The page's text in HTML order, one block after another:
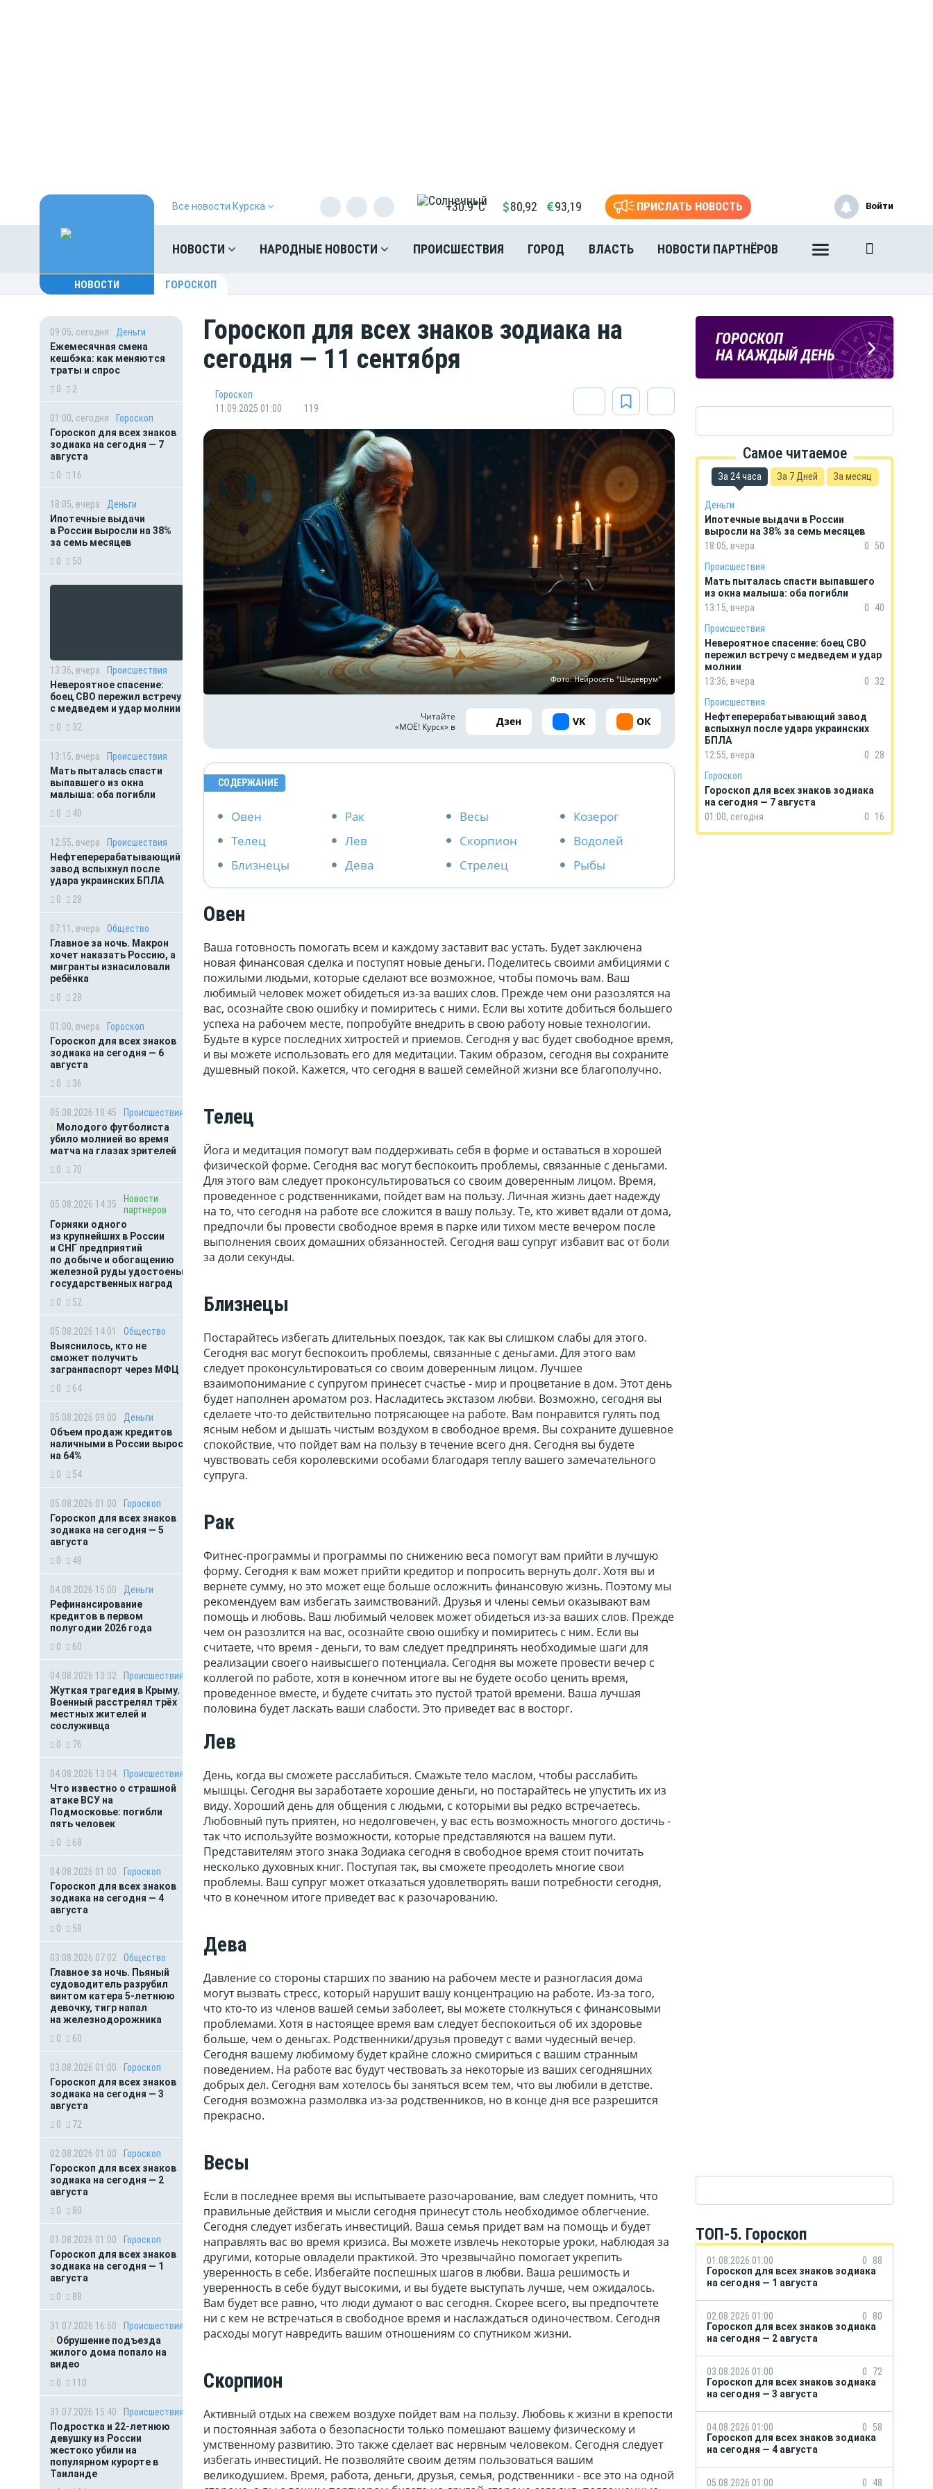
Все новости Курска +30.9°C 80,92 93,19 ПРИСЛАТЬ НОВОСТЬ
НОВОСТИ НАРОДНЫЕ НОВОСТИ ПРОИСШЕСТВИЯ ГОРОД ВЛАСТЬ НОВОСТИ ПАРТНЁРОВ
Войти
НОВОСТИ ГОРОСКОП
09:05, сегодня
Деньги
Ежемесячная смена
кешбэка: как меняются
траты и спрос
0
2
01:00, сегодня
Гороскоп
Гороскоп для всех знаков
зодиака на сегодня — 7
августа
0
16
18:05, вчера
Деньги
Ипотечные выдачи
в России выросли на 38%
за семь месяцев
0
50
13:36, вчера
Происшествия
Невероятное спасение:
боец СВО пережил встречу
с медведем и удар молнии
0
32
13:15, вчера
Происшествия
Мать пыталась спасти
выпавшего из окна
малыша: оба погибли
0
40
12:55, вчера
Происшествия
Нефтеперерабатывающий
завод вспыхнул после
удара украинских БПЛА
0
28
07:11, вчера
Общество
Главное за ночь. Макрон
хочет наказать Россию, а
мигранты изнасиловали
ребёнка
0
28
01:00, вчера
Гороскоп
Гороскоп для всех знаков
зодиака на сегодня — 6
августа
0
36
05.08.2026 18:45
Происшествия
Молодого футболиста
убило молнией во время
матча на глазах зрителей
0
70
05.08.2026 14:35
Новости
партнёров
Горняки одного
из крупнейших в России
и СНГ предприятий
по добыче и обогащению
железной руды удостоены
государственных наград
0
52
05.08.2026 14:01
Общество
Выяснилось, кто не
сможет получить
загранпаспорт через МФЦ
0
64
05.08.2026 09:00
Деньги
Объем продаж кредитов
наличными в России вырос
на 64%
0
54
05.08.2026 01:00
Гороскоп
Гороскоп для всех знаков
зодиака на сегодня — 5
августа
0
48
04.08.2026 15:00
Деньги
Рефинансирование
кредитов в первом
полугодии 2026 года
0
60
04.08.2026 13:32
Происшествия
Жуткая трагедия в Крыму.
Военный расстрелял трёх
местных жителей и
сослуживца
0
76
04.08.2026 13:04
Происшествия
Что известно о страшной
атаке ВСУ на
Подмосковье: погибли
пять человек
0
68
04.08.2026 01:00
Гороскоп
Гороскоп для всех знаков
зодиака на сегодня — 4
августа
0
58
03.08.2026 07:02
Общество
Главное за ночь. Пьяный
судоводитель разрубил
винтом катера 5-летнюю
девочку, тигр напал
на железнодорожника
0
60
03.08.2026 01:00
Гороскоп
Гороскоп для всех знаков
зодиака на сегодня — 3
августа
0
72
02.08.2026 01:00
Гороскоп
Гороскоп для всех знаков
зодиака на сегодня — 2
августа
0
80
01.08.2026 01:00
Гороскоп
Гороскоп для всех знаков
зодиака на сегодня — 1
августа
0
88
31.07.2026 16:50
Происшествия
Обрушение подъезда
жилого дома попало на
видео
0
110
31.07.2026 15:40
Происшествия
Подростка и 22-летнюю
девушку из России
жестоко убили на
популярном курорте в
Таиланде
Гороскоп для всех знаков зодиака на
сегодня — 11 сентября
Гороскоп
11.09.2025 01:00
119
Фото: Нейросеть "Шедеврум"
Читайте
«МОЁ! Курск» в
Дзен VK ОК
СОДЕРЖАНИЕ
Овен
Телец
Близнецы
Рак
Лев
Дева
Весы
Скорпион
Стрелец
Козерог
Водолей
Рыбы
Овен
Ваша готовность помогать всем и каждому заставит вас устать. Будет заключена
новая финансовая сделка и поступят новые деньги. Поделитесь своими амбициями с
пожилыми людьми, которые сделают все возможное, чтобы помочь вам. Ваш
любимый человек может обидеться из-за ваших слов. Прежде чем они разозлятся на
вас, осознайте свою ошибку и помиритесь с ними. Если вы хотите добиться большего
успеха на рабочем месте, попробуйте внедрить в свою работу новые технологии.
Будьте в курсе последних хитростей и приемов. Сегодня у вас будет свободное время,
и вы можете использовать его для медитации. Таким образом, сегодня вы сохраните
душевный покой. Кажется, что сегодня в вашей семейной жизни все благополучно.
Телец
Йога и медитация помогут вам поддерживать себя в форме и оставаться в хорошей
физической форме. Сегодня вас могут беспокоить проблемы, связанные с деньгами.
Для этого вам следует проконсультироваться со своим доверенным лицом. Время,
проведенное с родственниками, пойдет вам на пользу. Личная жизнь дает надежду
на то, что сегодня на работе все сложится в вашу пользу. Те, кто живет вдали от дома,
предпочли бы провести свободное время в парке или тихом месте вечером после
выполнения своих домашних обязанностей. Сегодня ваш супруг избавит вас от боли
за доли секунды.
Близнецы
Постарайтесь избегать длительных поездок, так как вы слишком слабы для этого.
Сегодня вас могут беспокоить проблемы, связанные с деньгами. Для этого вам
следует проконсультироваться со своим доверенным лицом. Лучшее
взаимопонимание с супругом принесет счастье - мир и процветание в дом. Этот день
будет наполнен ароматом роз. Насладитесь экстазом любви. Возможно, сегодня вы
сделаете что-то действительно потрясающее на работе. Вам понравится гулять под
ясным небом и дышать чистым воздухом в свободное время. Вы сохраните душевное
спокойствие, что пойдет вам на пользу в течение всего дня. Сегодня вы будете
чувствовать себя королевскими особами благодаря теплу вашего замечательного
супруга.
Рак
Фитнес-программы и программы по снижению веса помогут вам прийти в лучшую
форму. Сегодня к вам может прийти кредитор и попросить вернуть долг. Хотя вы и
вернете сумму, но это может еще больше осложнить финансовую жизнь. Поэтому мы
рекомендуем вам избегать заимствований. Друзья и члены семьи оказывают вам
помощь и любовь. Ваш любимый человек может обидеться из-за ваших слов. Прежде
чем он разозлится на вас, осознайте свою ошибку и помиритесь с ним. Если вы
считаете, что время - деньги, то вам следует предпринять необходимые шаги для
реализации своего наивысшего потенциала. Сегодня вы можете провести вечер с
коллегой по работе, хотя в конечном итоге вы не будете особо ценить время,
проведенное вместе, и будете считать это пустой тратой времени. Ваша лучшая
половина будет ласкать ваши слабости. Это приведет вас в восторг.
Лев
День, когда вы сможете расслабиться. Смажьте тело маслом, чтобы расслабить
мышцы. Сегодня вы заработаете хорошие деньги, но постарайтесь не упустить их из
виду. Хороший день для общения с людьми, с которыми вы редко встречаетесь.
Любовный путь приятен, но недолговечен, у вас есть возможность многого достичь -
так что используйте возможности, которые представляются на вашем пути.
Представителям этого знака Зодиака сегодня в свободное время стоит почитать
несколько духовных книг. Поступая так, вы сможете преодолеть многие свои
проблемы. Ваш супруг может отказаться удовлетворять ваши потребности сегодня,
что в конечном итоге приведет вас к разочарованию.
Дева
Давление со стороны старших по званию на рабочем месте и разногласия дома
могут вызвать стресс, который нарушит вашу концентрацию на работе. Из-за того,
что кто-то из членов вашей семьи заболеет, вы можете столкнуться с финансовыми
проблемами. Хотя в настоящее время вам следует беспокоиться об их здоровье
больше, чем о деньгах. Родственники/друзья проведут с вами чудесный вечер.
Сегодня вашему любимому будет крайне сложно смириться с вашим странным
поведением. На работе вас будут чествовать за некоторые из ваших сегодняшних
добрых дел. Сегодня вам хотелось бы заняться всем тем, что вы любили в детстве.
Сегодня возможна размолвка из-за родственников, но в конце дня все разрешится
прекрасно.
Весы
Если в последнее время вы испытываете разочарование, вам следует помнить, что
правильные действия и мысли сегодня принесут столь необходимое облегчение.
Сегодня следует избегать инвестиций. Ваша семья придет вам на помощь и будет
направлять вас во время кризиса. Вы можете извлечь некоторые уроки, наблюдая за
другими, которые овладели практикой. Это чрезвычайно помогает укрепить
уверенность в себе. Избегайте поспешных шагов в любви. Ваша решимость и
уверенность в себе будут высокими, и вы будете выступать лучше, чем ожидалось.
Вам будет все равно, что люди думают о вас сегодня. Скорее всего, вы предпочтете
ни с кем не встречаться в свободное время и наслаждаться одиночеством. Сегодня
расходы могут навредить вашим отношениям со спутником жизни.
Скорпион
Активный отдых на свежем воздухе пойдет вам на пользу. Любовь к жизни в крепости
и постоянная забота о безопасности только помешают вашему физическому и
умственному развитию. Это также сделает вас нервным человеком. Сегодня следует
избегать инвестиций. Не позволяйте своим детям пользоваться вашим
великодушием. Время, работа, деньги, друзья, семья, родственники - все это на одной
ПОГОДА
В КУРСКЕ
ГОРОСКОП
НА КАЖДЫЙ ДЕНЬ
Самое читаемое
За 24 часа За 7 Дней За месяц
Деньги
Ипотечные выдачи в России
выросли на 38% за семь месяцев
18:05, вчера
0 50
Происшествия
Мать пыталась спасти выпавшего
из окна малыша: оба погибли
13:15, вчера
0
40
Происшествия
Невероятное спасение: боец СВО
пережил встречу с медведем и удар
молнии
13:36, вчера
0
32
Происшествия
Нефтеперерабатывающий завод
вспыхнул после удара украинских
БПЛА
12:55, вчера
0
28
Гороскоп
Гороскоп для всех знаков зодиака
на сегодня — 7 августа
01:00, сегодня
0 16
ТОП-5. Гороскоп
01.08.2026 01:00 0
88
Гороскоп для всех знаков зодиака
на сегодня — 1 августа
02.08.2026 01:00 0
80
Гороскоп для всех знаков зодиака
на сегодня — 2 августа
03.08.2026 01:00 0
72
Гороскоп для всех знаков зодиака
на сегодня — 3 августа
04.08.2026 01:00 0 58
Гороскоп для всех знаков зодиака
на сегодня — 4 августа
05.08.2026 01:00 0
48